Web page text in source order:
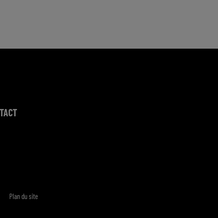
Plan du site